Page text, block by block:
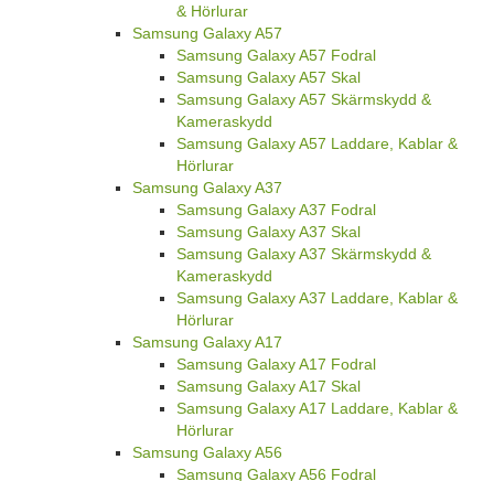
& Hörlurar
Samsung Galaxy A57
Samsung Galaxy A57 Fodral
Samsung Galaxy A57 Skal
Samsung Galaxy A57 Skärmskydd &
Kameraskydd
Samsung Galaxy A57 Laddare, Kablar &
Hörlurar
Samsung Galaxy A37
Samsung Galaxy A37 Fodral
Samsung Galaxy A37 Skal
Samsung Galaxy A37 Skärmskydd &
Kameraskydd
Samsung Galaxy A37 Laddare, Kablar &
Hörlurar
Samsung Galaxy A17
Samsung Galaxy A17 Fodral
Samsung Galaxy A17 Skal
Samsung Galaxy A17 Laddare, Kablar &
Hörlurar
Samsung Galaxy A56
Samsung Galaxy A56 Fodral